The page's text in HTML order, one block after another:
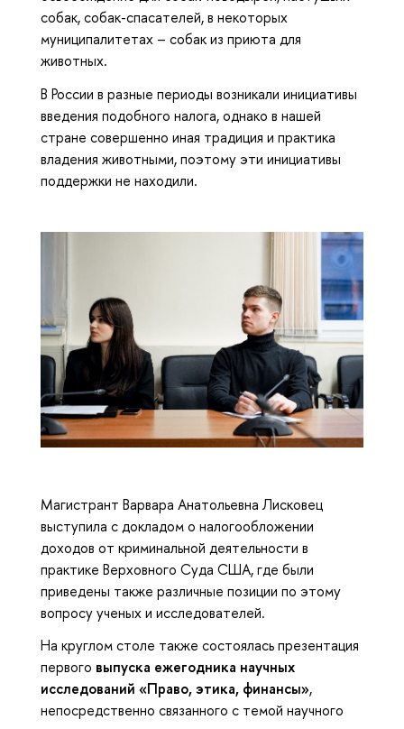
собак, собак-спасателей, в некоторых
муниципалитетах – собак из приюта для
животных.
В России в разные периоды возникали инициативы
введения подобного налога, однако в нашей
стране совершенно иная традиция и практика
владения животными, поэтому эти инициативы
поддержки не находили.
Магистрант Варвара Анатольевна Лисковец
выступила с докладом о налогообложении
доходов от криминальной деятельности в
практике Верховного Суда США, где были
приведены также различные позиции по этому
вопросу ученых и исследователей.
На круглом столе также состоялась презентация
первого выпуска ежегодника научных
исследований «Право, этика, финансы»,
непосредственно связанного с темой научного